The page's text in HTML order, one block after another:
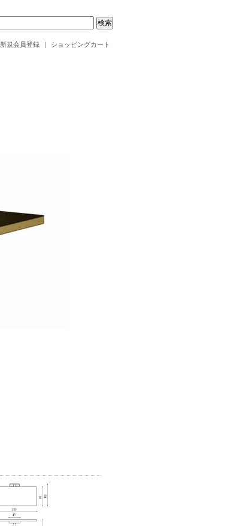
新規会員登録 | ショッピングカート